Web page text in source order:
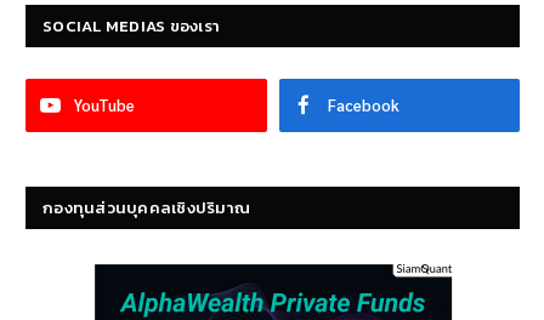
SOCIAL MEDIAS ของเรา
YouTube Facebook
กองทุนส่วนบุคคลเชิงปริมาณ